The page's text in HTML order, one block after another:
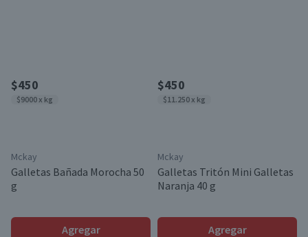
$450
$9000 x kg
Mckay
Galletas Bañada Morocha 50
g
Agregar
$450
$11.250 x kg
Mckay
Galletas Tritón Mini Galletas
Naranja 40 g
Agregar